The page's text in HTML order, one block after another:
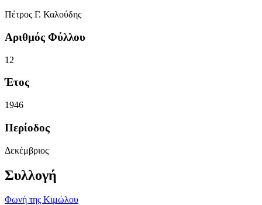
Πέτρος Γ. Καλούδης
Αριθμός Φύλλου
12
Έτος
1946
Περίοδος
Δεκέμβριος
Συλλογή
Φωνή της Κιμώλου